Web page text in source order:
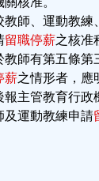
教師、運動教
留職停薪之核准
教師有第五條第
薪之情形者，應
主管教育行政
及運動教練申請